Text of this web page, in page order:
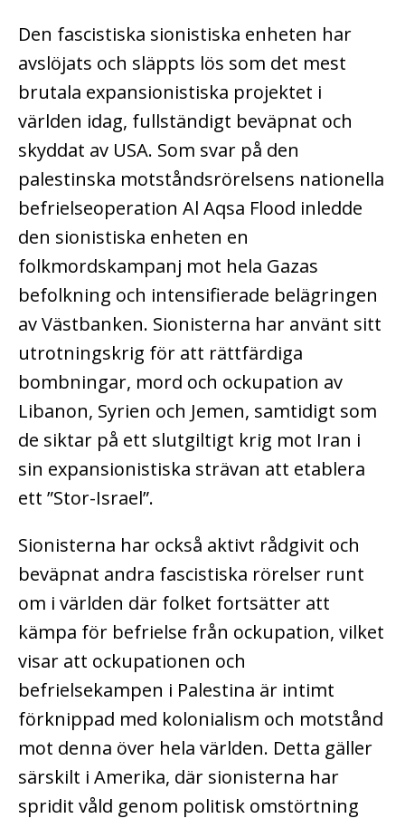
Den fascistiska sionistiska enheten har
avslöjats och släppts lös som det mest
brutala expansionistiska projektet i
världen idag, fullständigt beväpnat och
skyddat av USA. Som svar på den
palestinska motståndsrörelsens nationella
befrielseoperation Al Aqsa Flood inledde
den sionistiska enheten en
folkmordskampanj mot hela Gazas
befolkning och intensifierade belägringen
av Västbanken. Sionisterna har använt sitt
utrotningskrig för att rättfärdiga
bombningar, mord och ockupation av
Libanon, Syrien och Jemen, samtidigt som
de siktar på ett slutgiltigt krig mot Iran i
sin expansionistiska strävan att etablera
ett ”Stor-Israel”.
Sionisterna har också aktivt rådgivit och
beväpnat andra fascistiska rörelser runt
om i världen där folket fortsätter att
kämpa för befrielse från ockupation, vilket
visar att ockupationen och
befrielsekampen i Palestina är intimt
förknippad med kolonialism och motstånd
mot denna över hela världen. Detta gäller
särskilt i Amerika, där sionisterna har
spridit våld genom politisk omstörtning